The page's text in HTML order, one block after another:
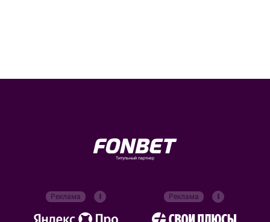
Титульный партнер
Реклама Реклама